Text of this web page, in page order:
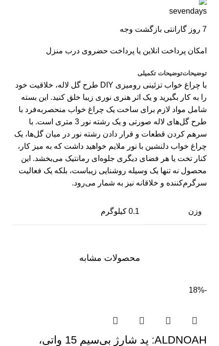
7 روز گارانتی بازگشت وجه
امکان پرداخت انلاین یا پرداخت حضروی درب منزل
توضیحاتتوضیحات تکمیلی
با چراغ خواب تزئینی رومیزی DIY طرح گل لاله، خلاقیت خود
را به کار بگیرید و یک اثر هنری نوری زیبا خلق کنید. این بسته
شامل مواد لازم برای ساخت یک چراغ خواب منحصربه‌فرد با
طرح گل‌های لاله صورتی و یک رشته نور 3 متری است. با
سرهم کردن قطعات و قرار دادن رشته نور در میان گل‌ها، یک
چراغ خواب دلنشین با نور ملایم خواهید داشت که به میز کار،
کنار تخت یا هر فضای دیگری جلوه‌ای رمانتیک می‌بخشد. این
محصول نه تنها یک وسیله روشنایی زیباست، بلکه یک فعالیت
سرگرم‌کننده و خلاقانه نیز به شمار می‌رود.
وزن 0.1 کیلوگرم
محصولات مشابه
-18%
ALDNOAH: پد شارژ بی‌سیم 15 واتی،